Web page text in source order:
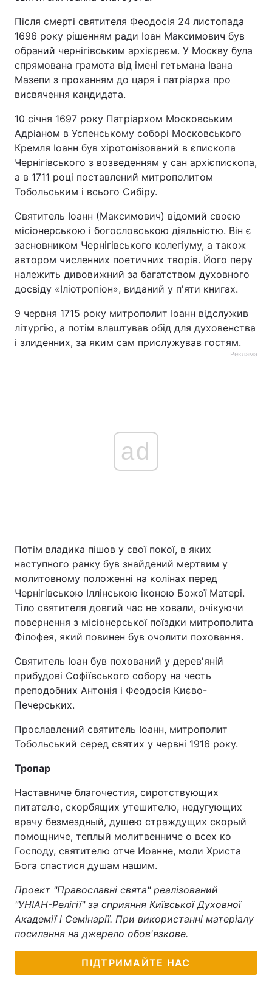
Після смерті святителя Феодосія 24 листопада
1696 року рішенням ради Іоан Максимович був
обраний чернігівським архієреєм. У Москву була
спрямована грамота від імені гетьмана Івана
Мазепи з проханням до царя і патріарха про
висвячення кандидата.
10 січня 1697 року Патріархом Московським
Адріаном в Успенському соборі Московського
Кремля Іоанн був хіротонізований в єпископа
Чернігівського з возведенням у сан архієпископа,
а в 1711 році поставлений митрополитом
Тобольським і всього Сибіру.
Святитель Іоанн (Максимович) відомий своєю
місіонерською і богословською діяльністю. Він є
засновником Чернігівського колегіуму, а також
автором численних поетичних творів. Його перу
належить дивовижний за багатством духовного
досвіду «Іліотропіон», виданий у п'яти книгах.
9 червня 1715 року митрополит Іоанн відслужив
літургію, а потім влаштував обід для духовенства
і злиденних, за яким сам прислужував гостям.
Реклама
ad
Потім владика пішов у свої покої, в яких
наступного ранку був знайдений мертвим у
молитовному положенні на колінах перед
Чернігівською Іллінською іконою Божої Матері.
Тіло святителя довгий час не ховали, очікуючи
повернення з місіонерської поїздки митрополита
Філофея, який повинен був очолити поховання.
Святитель Іоан був похований у дерев'яній
прибудові Софіївського собору на честь
преподобних Антонія і Феодосія Києво-
Печерських.
Прославлений святитель Іоанн, митрополит
Тобольський серед святих у червні 1916 року.
Тропар
Наставниче благочестия, сиротствующих
питателю, скорбящих утешителю, недугующих
врачу безмездный, душею страждущих скорый
помощниче, теплый молитвенниче о всех ко
Господу, святителю отче Иоанне, моли Христа
Бога спастися душам нашим.
Проект "Православні свята" реалізований
"УНІАН-Релігії" за сприяння Київської Духовної
Академії і Семінарії. При використанні матеріалу
посилання на джерело обов'язкове.
ПІДТРИМАЙТЕ НАС